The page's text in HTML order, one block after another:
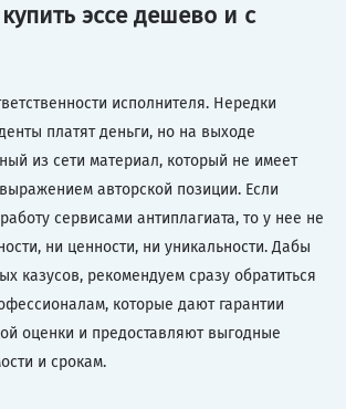
эссе дешево и с
исполнителя. Нередки
платят деньги, но на выходе
из сети материал, который не имеет
авторской позиции. Если
сервисами антиплагиата, то у нее не
ни ценности, ни уникальности. Дабы
казусов, рекомендуем сразу обратиться
которые дают гарантии
оценки и предоставляют выгодные
и срокам.